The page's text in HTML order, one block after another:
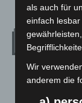
als auch für
einfach
Wir
anderem die